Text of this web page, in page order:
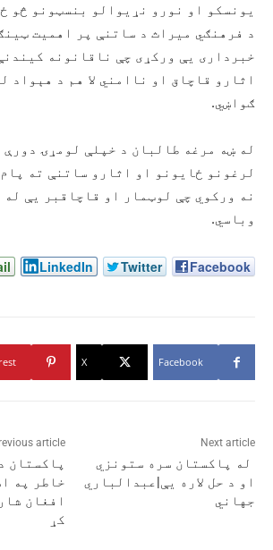
یونسکو او نورو نړیوالو بنسټونو څو
د فرهنګي میراث د ساتنې پر اهمیت
خبرداری یې ورکړی چې ناقانونه
اثارو قاچاق او ناامني لا هم د هېواد
ګواښي.
له ښه مرغه طالبان د خپلې لومړۍ دورې
لرغونو ځایونو او اثارو ساتنې ته
نه ورکوي چې لوټمار او قاچاقبر یې له
وباسي.
Facebook
Twitter
LinkedIn
Facebook
X
article
پاکستان
خاطر په
افغان
کړ
Next article
له پاکستان سره ستونزي
او د حل لاره یې|عبدالباري
جهاني